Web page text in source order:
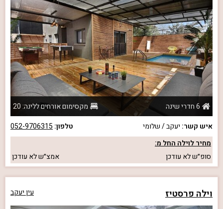
6 חדרי שינה
מקסימום אורחים ללינה: 20
איש קשר: יעקב / שלומי טלפון: 052-9706315
מחיר לוילה החל מ:
סופ״שלא עודכן אמצ״שלא עודכן
וילה פרסטיז עין יעקב